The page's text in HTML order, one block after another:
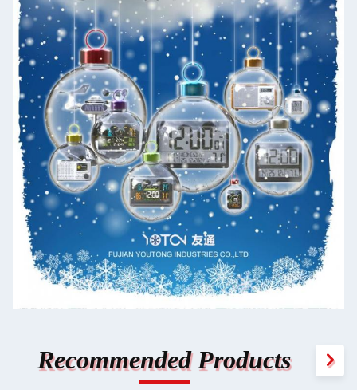
Recommended Products